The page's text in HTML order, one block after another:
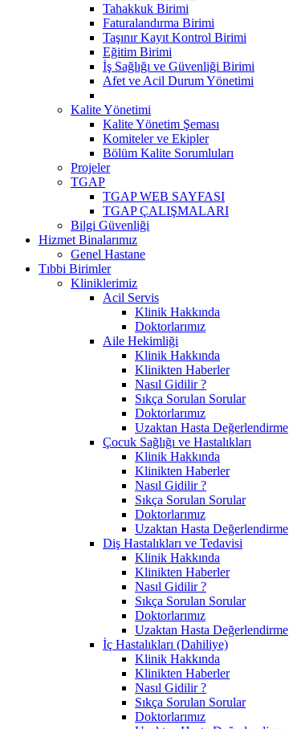
Tahakkuk Birimi
Faturalandırma Birimi
Taşınır Kayıt Kontrol Birimi
Eğitim Birimi
İş Sağlığı ve Güvenliği Birimi
Afet ve Acil Durum Yönetimi
Kalite Yönetimi
Kalite Yönetim Şeması
Komiteler ve Ekipler
Bölüm Kalite Sorumluları
Projeler
TGAP
TGAP WEB SAYFASI
TGAP ÇALIŞMALARI
Bilgi Güvenliği
Hizmet Binalarımız
Genel Hastane
Tıbbi Birimler
Kliniklerimiz
Acil Servis
Klinik Hakkında
Doktorlarımız
Aile Hekimliği
Klinik Hakkında
Klinikten Haberler
Nasıl Gidilir ?
Sıkça Sorulan Sorular
Doktorlarımız
Uzaktan Hasta Değerlendirme
Çocuk Sağlığı ve Hastalıkları
Klinik Hakkında
Klinikten Haberler
Nasıl Gidilir ?
Sıkça Sorulan Sorular
Doktorlarımız
Uzaktan Hasta Değerlendirme
Diş Hastalıkları ve Tedavisi
Klinik Hakkında
Klinikten Haberler
Nasıl Gidilir ?
Sıkça Sorulan Sorular
Doktorlarımız
Uzaktan Hasta Değerlendirme
İç Hastalıkları (Dahiliye)
Klinik Hakkında
Klinikten Haberler
Nasıl Gidilir ?
Sıkça Sorulan Sorular
Doktorlarımız